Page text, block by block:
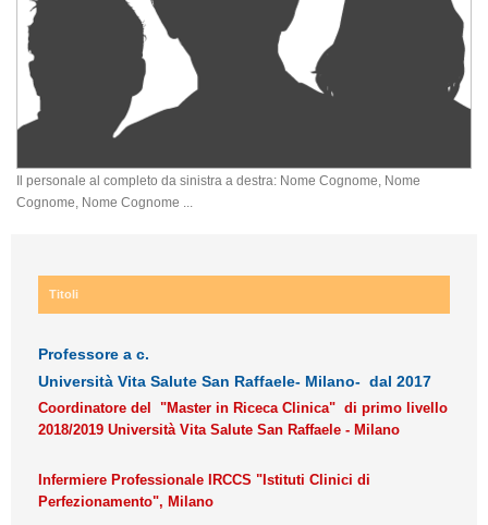
Il personale al completo da sinistra a destra: Nome Cognome, Nome
Cognome, Nome Cognome ...
Titoli
Professore a c.
Università Vita Salute San Raffaele- Milano- dal 2017
Coordinatore del "Master in Riceca Clinica" di primo livello
2018/2019 Università Vita Salute San Raffaele - Milano
Infermiere Professionale IRCCS "Istituti Clinici di
Perfezionamento", Milano